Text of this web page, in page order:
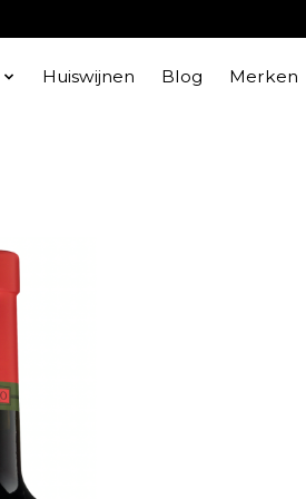
Huiswijnen Blog Merken